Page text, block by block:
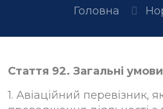
Головна
Стаття 92. Загальні
1. Авіаційний